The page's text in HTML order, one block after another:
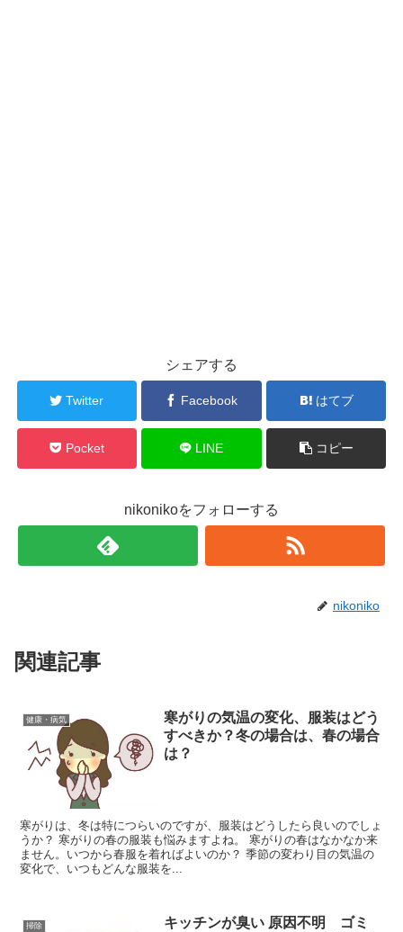
シェアする
Twitter Facebook はてブ
Pocket LINE コピー
nikonikoをフォローする
nikoniko
関連記事
健康・病気
寒がりの気温の変化、服装はどう
すべきか？冬の場合は、春の場合
は？
寒がりは、冬は特につらいのですが、服装はどうしたら良いのでしょ
うか？ 寒がりの春の服装も悩みますよね。 寒がりの春はなかなか来
ません。いつから春服を着ればよいのか？ 季節の変わり目の気温の
変化で、いつもどんな服装を...
掃除
キッチンが臭い 原因不明 ゴミ